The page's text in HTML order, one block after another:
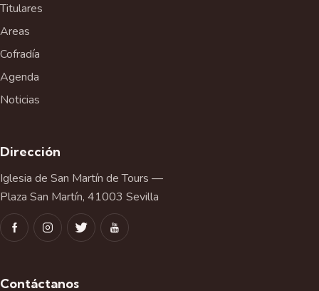
Titulares
Areas
Cofradía
Agenda
Noticias
Dirección
Iglesia de San Martín de Tours —
Plaza San Martín, 41003 Sevilla
Contáctanos